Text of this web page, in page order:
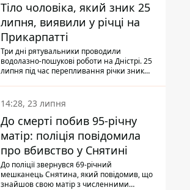
Тіло чоловіка, який зник 25
липня, виявили у річці на
Прикарпатті
Три дні рятувальники проводили
водолазно-пошукові роботи на Дністрі. 25
липня під час перепливання річки зник
виявили тіло.
14:28, 23 липня
До смерті побив 95-річну
матір: поліція повідомила
про вбивство у Снятині
До поліції звернувся 69-річний
мешканець Снятина, який повідомив, що
знайшов свою матір з численними